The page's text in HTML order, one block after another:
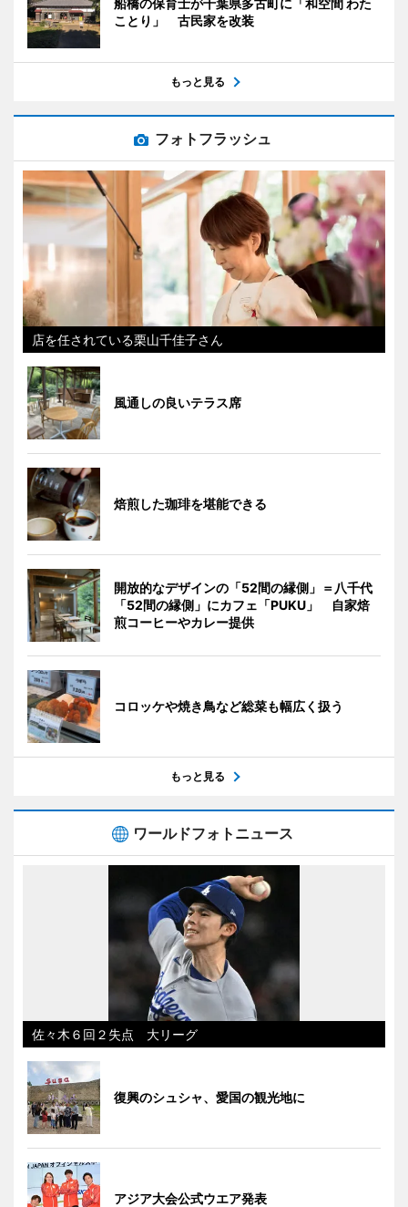
ことり」 古民家を改装
もっと見る
フォトフラッシュ
店を任されている栗山千佳子さん
風通しの良いテラス席
焙煎した珈琲を堪能できる
開放的なデザインの「52間の縁側」＝八千代
「52間の縁側」にカフェ「PUKU」 自家焙
煎コーヒーやカレー提供
コロッケや焼き鳥など総菜も幅広く扱う
もっと見る
ワールドフォトニュース
佐々木６回２失点 大リーグ
復興のシュシャ、愛国の観光地に
アジア大会公式ウエア発表